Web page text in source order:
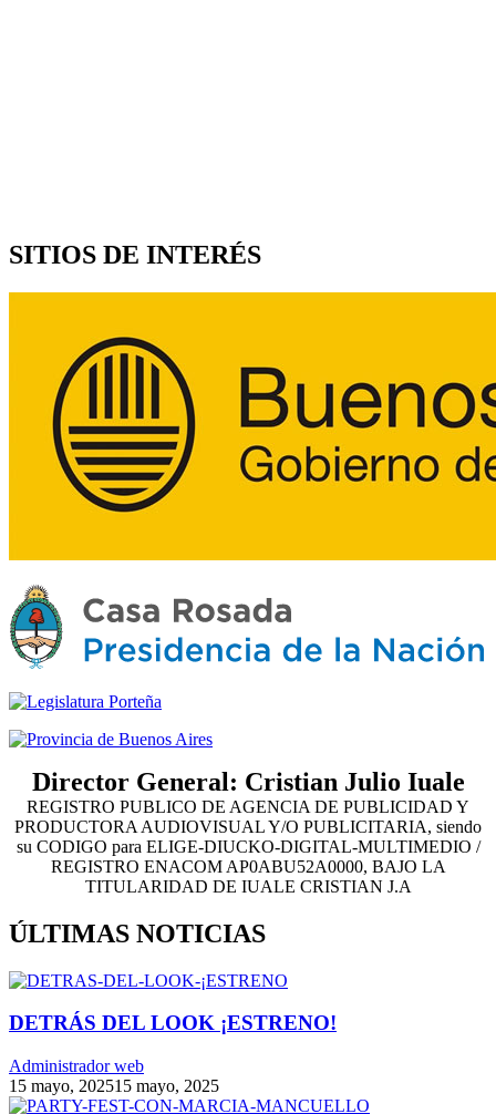
Director General: Cristian Julio Iuale
REGISTRO PUBLICO DE AGENCIA DE PUBLICIDAD Y
PRODUCTORA AUDIOVISUAL Y/O PUBLICITARIA, siendo
REGISTRO ENACOM AP0ABU52A0000, BAJO LA
TITULARIDAD DE IUALE CRISTIAN J.A
ÚLTIMAS NOTICIAS
DETRÁS DEL LOOK ¡ESTRENO!